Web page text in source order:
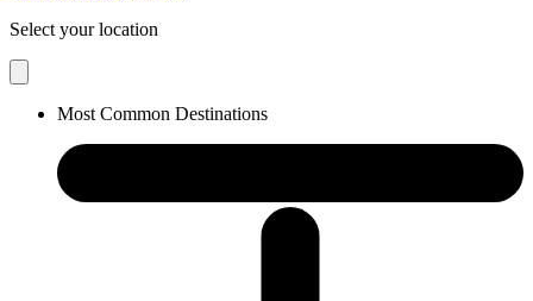
Select your location
Most Common Destinations